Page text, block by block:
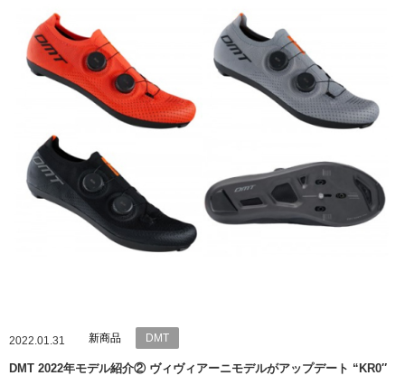
2022.01.31 新商品 DMT
DMT 2022年モデル紹介② ヴィヴィアーニモデルがアップデート “KR0″